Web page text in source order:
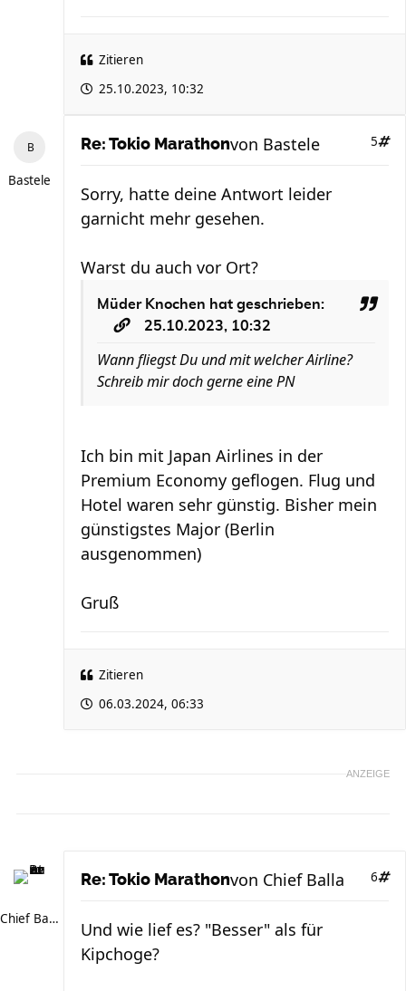
Zitieren
25.10.2023, 10:32
Bastele
Re: Tokio Marathon 5
von Bastele
Sorry, hatte deine Antwort leider
garnicht mehr gesehen.
Warst du auch vor Ort?
Müder Knochen hat geschrieben:
25.10.2023, 10:32
Wann fliegst Du und mit welcher Airline?
Schreib mir doch gerne eine PN
Ich bin mit Japan Airlines in der
Premium Economy geflogen. Flug und
Hotel waren sehr günstig. Bisher mein
günstigstes Major (Berlin
ausgenommen)
Gruß
Zitieren
06.03.2024, 06:33
ANZEIGE
Chief Balla
Re: Tokio Marathon 6
von Chief Balla
Und wie lief es? "Besser" als für
Kipchoge?